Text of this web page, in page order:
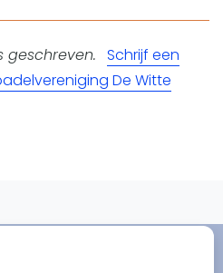
geschreven. Schrijf een
De Witte